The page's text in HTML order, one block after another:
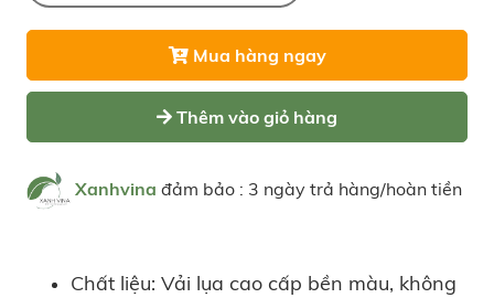
Mua hàng ngay
Thêm vào giỏ hàng
Xanhvina đảm bảo : 3 ngày trả hàng/hoàn tiền
Chất liệu: Vải lụa cao cấp bền màu, không